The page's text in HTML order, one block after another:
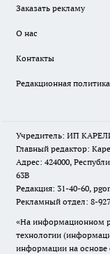
Заказать рекламу
О нас
Контакты
Редакционная политика
Учредитель: ИП
Главный редактор:
Адрес: 424000,
63В
Редакция: 31-40-60,
Рекламный отдел: 8-
«На информационном
технологии
информации на основе